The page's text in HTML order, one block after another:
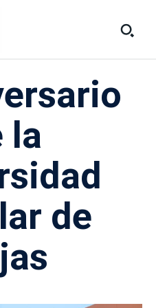
la
de